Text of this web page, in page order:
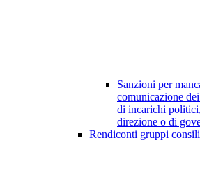
Sanzioni per
comunicazione
di incarichi
direzione o di
Rendiconti gruppi